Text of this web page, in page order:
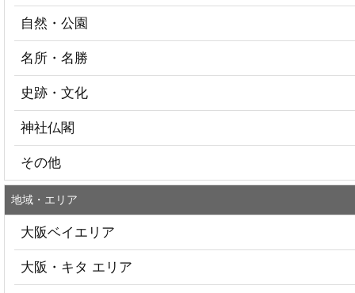
自然・公園
名所・名勝
史跡・文化
神社仏閣
その他
地域・エリア
大阪ベイエリア
大阪・キタ エリア